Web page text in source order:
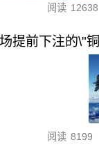
阅读 12638
提前下注的\"
阅读 8199